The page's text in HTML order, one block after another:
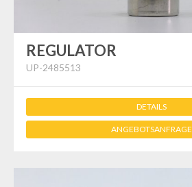
REGULATOR
UP-2485513
DETAILS
ANGEBOTSANFRAGE